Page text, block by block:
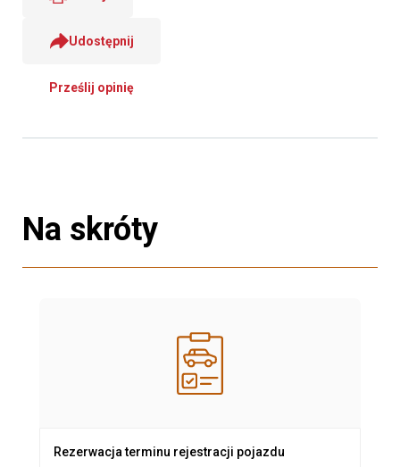
Udostępnij
Prześlij opinię
Na skróty
Rezerwacja terminu rejestracji pojazdu